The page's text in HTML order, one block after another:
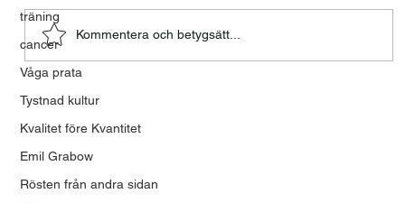
träning
cancer
Våga prata
Tystnad kultur
Kvalitet före Kvantitet
Emil Grabow
Rösten från andra sidan
Talande kvinnor och tystnadens
tyranni
Kommentera och betygsätt...